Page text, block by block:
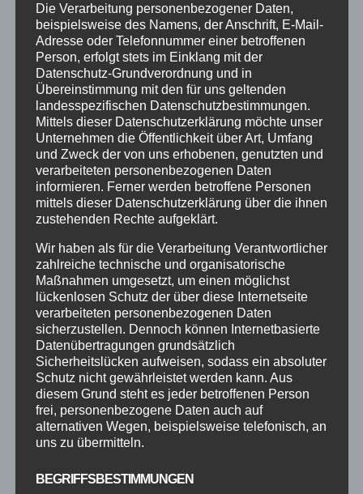
ZUMBA TONING
vonTanzLehrer|Sep. 6, 2019
Zumba® Toning Zumba® Toning ist für
diejenigen, die gerne Party machen möchten,
aber gleichzeitig auch Wert auf Kräftigung und
Muskeldefinition legen. Durch das Hinzufügen
von Toning Sticks oder leichten Gewichten
konzentriert man sich auf bestimmte
Muskelgruppen mit...
Die Verarbeitung personenbezogener Daten,
beispielsweise des Namens, der Anschrift, E-Mail-
Adresse oder Telefonnummer einer betroffenen
Person, erfolgt stets im Einklang mit der
Datenschutz-Grundverordnung und in
Übereinstimmung mit den für uns geltenden
landesspezifischen Datenschutzbestimmungen.
Mittels dieser Datenschutzerklärung möchte unser
Unternehmen die Öffentlichkeit über Art, Umfang
und Zweck der von uns erhobenen, genutzten und
verarbeiteten personenbezogenen Daten
informieren. Ferner werden betroffene Personen
mittels dieser Datenschutzerklärung über die ihnen
zustehenden Rechte aufgeklärt.
Wir haben als für die Verarbeitung Verantwortlicher
zahlreiche technische und organisatorische
Maßnahmen umgesetzt, um einen möglichst
lückenlosen Schutz der über diese Internetseite
verarbeiteten personenbezogenen Daten
sicherzustellen. Dennoch können Internetbasierte
Datenübertragungen grundsätzlich
Sicherheitslücken aufweisen, sodass ein absoluter
Schutz nicht gewährleistet werden kann. Aus
diesem Grund steht es jeder betroffenen Person
frei, personenbezogene Daten auch auf
alternativen Wegen, beispielsweise telefonisch, an
uns zu übermitteln.
BEGRIFFSBESTIMMUNGEN